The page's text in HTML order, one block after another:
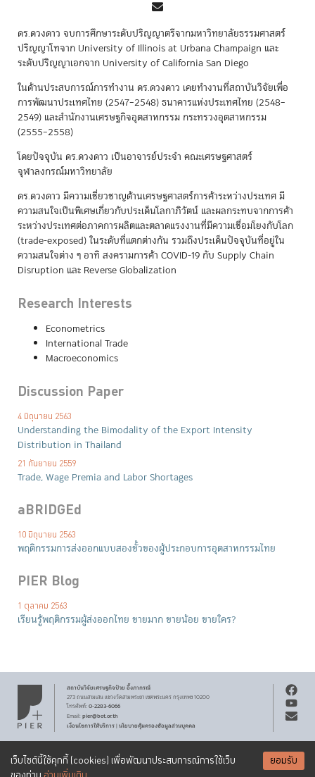
เว็บไซต์นี้ใช้คุกกี้ (cookies) เพื่อพัฒนาประสบการณ์การใช้เว็บ
ยอมรับ
ดร.ดวงดาว จบการศึกษาระดับปริญญาตรีจากมหาวิทยาลัยธรรมศาสตร์
ปริญญาโทจาก University of Illinois at Urbana Champaign และ
ระดับปริญญาเอกจาก University of California San Diego
ในด้านประสบการณ์การทำงาน ดร.ดวงดาว เคยทำงานที่สถาบันวิจัยเพื่อ
การพัฒนาประเทศไทย (2547–2548) ธนาคารแห่งประเทศไทย (2548–
2549) และสำนักงานเศรษฐกิจอุตสาหกรรม กระทรวงอุตสาหกรรม
(2555–2558)
โดยปัจจุบัน ดร.ดวงดาว เป็นอาจารย์ประจำ คณะเศรษฐศาสตร์
จุฬาลงกรณ์มหาวิทยาลัย
ดร.ดวงดาว มีความเชี่ยวชาญด้านเศรษฐศาสตร์การค้าระหว่างประเทศ มี
ความสนใจเป็นพิเศษเกี่ยวกับประเด็นโลกาภิวัตน์ และผลกระทบจากการค้า
ระหว่างประเทศต่อภาคการผลิตและตลาดแรงงานที่มีความเชื่อมโยงกับโลก
(trade-exposed) ในระดับที่แตกต่างกัน รวมถึงประเด็นปัจจุบันที่อยู่ใน
ความสนใจต่าง ๆ อาทิ สงครามการค้า COVID-19 กับ Supply Chain
Disruption และ Reverse Globalization
Research Interests
Econometrics
International Trade
Macroeconomics
Discussion Paper
4 มิถุนายน 2563
Understanding the Bimodality of the Export Intensity
Distribution in Thailand
21 กันยายน 2559
Trade, Wage Premia and Labor Shortages
aBRIDGEd
10 มิถุนายน 2563
พฤติกรรมการส่งออกแบบสองขั้วของผู้ประกอบการอุตสาหกรรมไทย
PIER Blog
1 ตุลาคม 2563
เรียนรู้พฤติกรรมผู้ส่งออกไทย ขายมาก ขายน้อย ขายใคร?
สถาบันวิจัยเศรษฐกิจป๋วย อึ๊งภากรณ์
273 ถนนสามเสนแขวงวัดสามพระยาเขตพระนครกรุงเทพฯ 10200
โทรศัพท์: 0-2283-6066
Email: pier@bot.or.th
เงื่อนไขการให้บริการ|นโยบายคุ้มครองข้อมูลส่วนบุคคล
เอกสารเผยแพร่ทุกชิ้นสงวนสิทธิ์ภายใต้สัญญาอนุญาตCreative Commons
Attribution-NonCommercial-ShareAlike 3.0 Unported license SUBSCRIBE